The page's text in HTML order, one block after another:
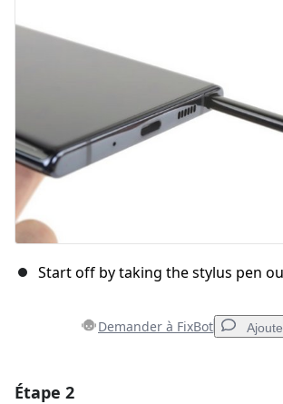
Start off by taking the stylus pen
Demander à FixBot
Étape 2